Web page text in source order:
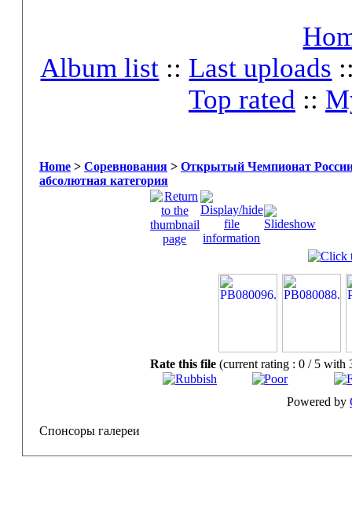
Album list :: Last uploads
Top rated ::
Home > Соревнования > Открытый Чемпионат
абсолютная категория
Rate this file (current rating : 0 / 5 with
Powered by
Спонсоры галереи